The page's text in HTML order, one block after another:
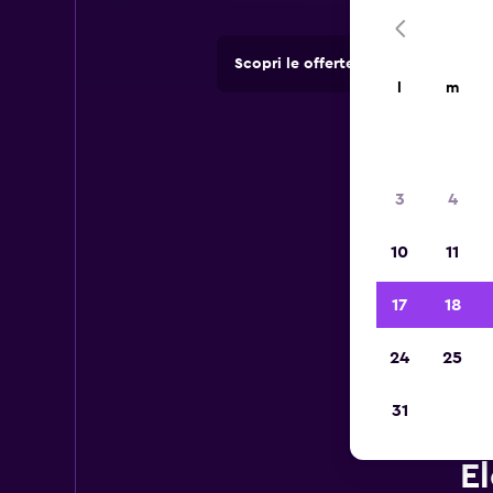
Scopri le offerte di agenzie di
m
3 4
10 11
17 18
24 25
31